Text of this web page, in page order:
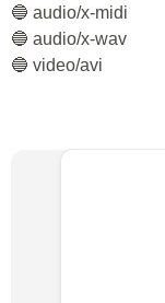
🔵 audio/x-midi
🔵 audio/x-wav
🔵 video/avi